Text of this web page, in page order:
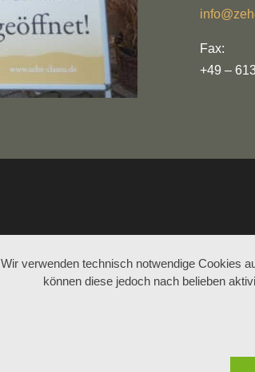
Fax:
+49 –
Wir verwenden technisch notwendige Cookies
können diese jedoch nach belieben